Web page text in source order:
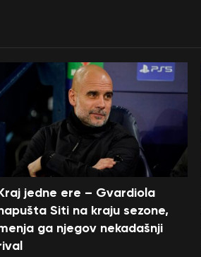
jedne ere – Gvardiola
Siti na kraju sezone,
ga njegov nekadašnji